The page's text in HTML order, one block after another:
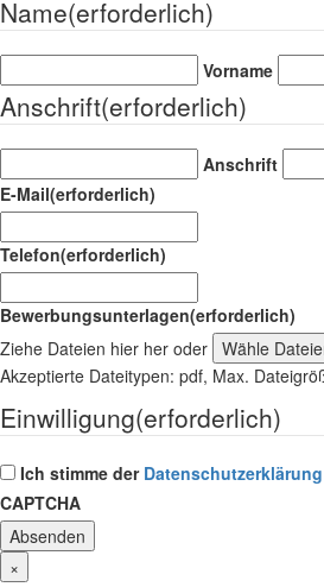
Name(erforderlich)
Vorname
Anschrift(erforderlich)
Anschrift
E-Mail(erforderlich)
Telefon(erforderlich)
Bewerbungsunterlagen(erforderlich)
Ziehe Dateien hier her oder Wähle
Akzeptierte Dateitypen: pdf, Max.
Einwilligung(erforderlich)
Ich stimme der Datenschutzerklärung
CAPTCHA
×